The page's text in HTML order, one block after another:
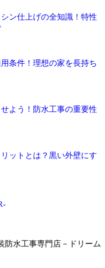
ン仕上げの全知識！特性
条件！理想の家を長持ち
よう！防水工事の重要性
ットとは？黒い外壁にす
防水工事専門店－ドリーム